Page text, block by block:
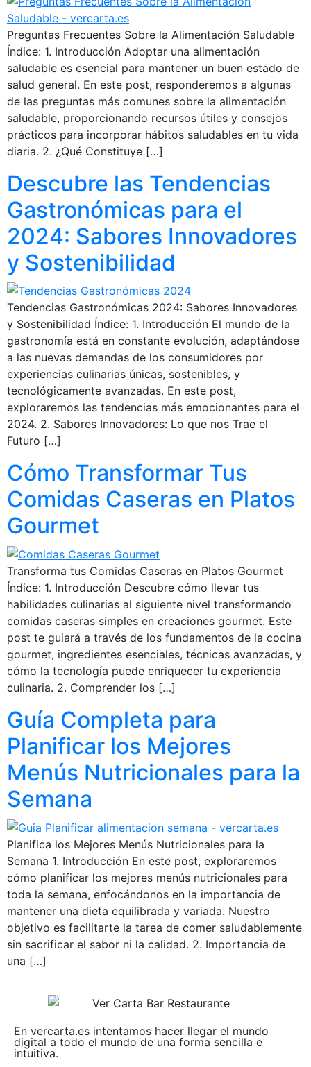
Preguntas Frecuentes Sobre la Alimentación Saludable
Índice: 1. Introducción Adoptar una alimentación
saludable es esencial para mantener un buen estado de
salud general. En este post, responderemos a algunas
de las preguntas más comunes sobre la alimentación
saludable, proporcionando recursos útiles y consejos
prácticos para incorporar hábitos saludables en tu vida
diaria. 2. ¿Qué Constituye […]
Descubre las Tendencias
Gastronómicas para el
2024: Sabores Innovadores
y Sostenibilidad
Tendencias Gastronómicas 2024: Sabores Innovadores
y Sostenibilidad Índice: 1. Introducción El mundo de la
gastronomía está en constante evolución, adaptándose
a las nuevas demandas de los consumidores por
experiencias culinarias únicas, sostenibles, y
tecnológicamente avanzadas. En este post,
exploraremos las tendencias más emocionantes para el
2024. 2. Sabores Innovadores: Lo que nos Trae el
Futuro […]
Cómo Transformar Tus
Comidas Caseras en Platos
Gourmet
Transforma tus Comidas Caseras en Platos Gourmet
Índice: 1. Introducción Descubre cómo llevar tus
habilidades culinarias al siguiente nivel transformando
comidas caseras simples en creaciones gourmet. Este
post te guiará a través de los fundamentos de la cocina
gourmet, ingredientes esenciales, técnicas avanzadas, y
cómo la tecnología puede enriquecer tu experiencia
culinaria. 2. Comprender los […]
Guía Completa para
Planificar los Mejores
Menús Nutricionales para la
Semana
Planifica los Mejores Menús Nutricionales para la
Semana 1. Introducción En este post, exploraremos
cómo planificar los mejores menús nutricionales para
toda la semana, enfocándonos en la importancia de
mantener una dieta equilibrada y variada. Nuestro
objetivo es facilitarte la tarea de comer saludablemente
sin sacrificar el sabor ni la calidad. 2. Importancia de
una […]
En vercarta.es intentamos hacer llegar el mundo
digital a todo el mundo de una forma sencilla e
intuitiva.